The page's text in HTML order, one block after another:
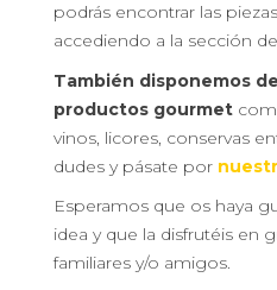
podrás encontrar las
accediendo a la sección
También disponemos
productos gourmet
vinos, licores, conservas
dudes y pásate por
Esperamos que os haya
idea y que la disfrutéis en
familiares y/o amigos.